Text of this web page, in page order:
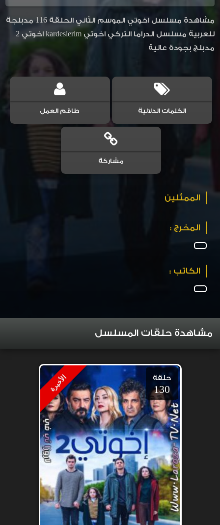
مشاهدة مسلسل اخوتي الموسم الثاني الحلقة 116 مدبلجة
للعربية مسلسل الدراما التركي اخوتي kardeslerim اخوتي 2
مدبلج بجودة عالية
الكلمات الدلالية طاقم العمل
مشاركة
الممثلين
المخرج :
الكاتب :
مشاهدة حلقات المسلسل
الأخيرة حلقة
130